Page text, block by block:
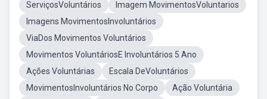
ServiçosVoluntários
Imagem MovimentosVoluntarios
Imagens MovimentosInvoluntários
ViaDos Movimentos Voluntários
Movimentos VoluntáriosE Involuntários 5 Ano
Ações Voluntárias
Escala DeVoluntários
MovimentosInvoluntários No Corpo
Ação Voluntária